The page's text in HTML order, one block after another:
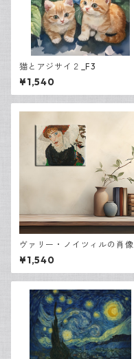
猫とアジサイ２_F3
¥1,540
ヴァリー・ノイツィルの肖像
¥1,540